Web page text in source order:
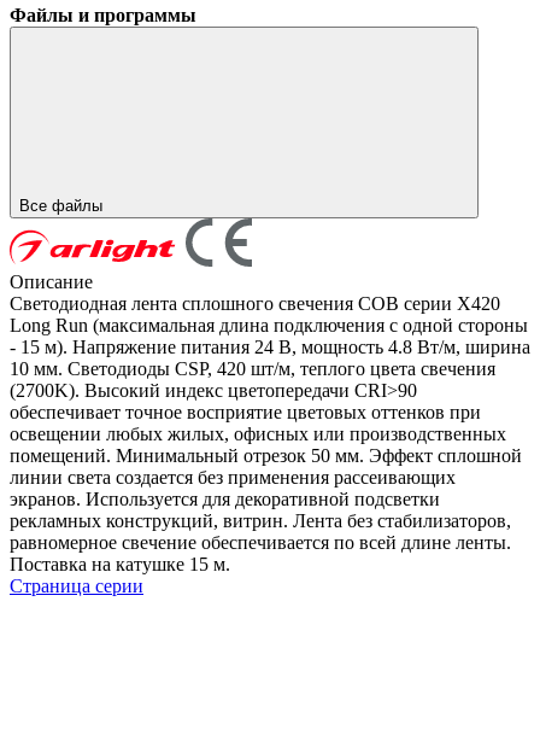
Файлы и программы
Все файлы
Описание
Светодиодная лента сплошного свечения COB серии X420
Long Run (максимальная длина подключения с одной стороны
- 15 м). Напряжение питания 24 В, мощность 4.8 Вт/м, ширина
10 мм. Светодиоды CSP, 420 шт/м, теплого цвета свечения
(2700K). Высокий индекс цветопередачи CRI>90
обеспечивает точное восприятие цветовых оттенков при
освещении любых жилых, офисных или производственных
помещений. Минимальный отрезок 50 мм. Эффект сплошной
линии света создается без применения рассеивающих
экранов. Используется для декоративной подсветки
рекламных конструкций, витрин. Лента без стабилизаторов,
равномерное свечение обеспечивается по всей длине ленты.
Поставка на катушке 15 м.
Страница серии